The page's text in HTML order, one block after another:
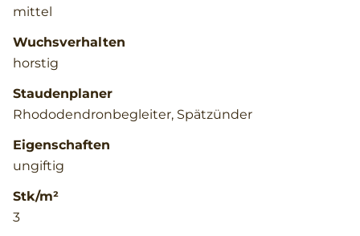
mittel
Wuchsverhalten
horstig
Staudenplaner
Rhododendronbegleiter, Spätzünder
Eigenschaften
ungiftig
Stk/m²
3